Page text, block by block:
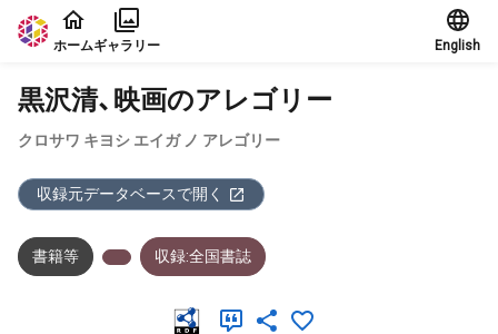
本文に飛ぶ
ホームギャラリー English
黒沢清、映画のアレゴリー
クロサワ キヨシ エイガ ノ アレゴリー
収録元データベースで開く
書籍等 収録:全国書誌